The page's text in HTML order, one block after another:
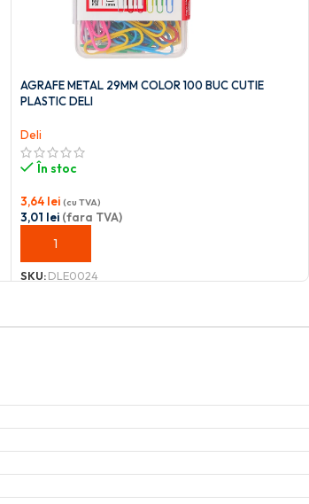
AGRAFE METAL 29MM COLOR 100 BUC CUTIE
PLASTIC DELI
Deli
În stoc
3,64 lei (cu TVA)
3,01 lei(fara TVA)
ADAUGĂ ÎN COȘ
SKU:DLE0024